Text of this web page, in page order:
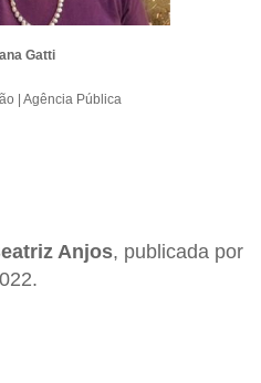
Gatti
| Agência Pública
Anjos, publicada por